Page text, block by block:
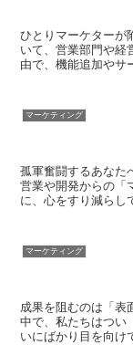
ひとりマーケターが
いて、営業部門や経
由で、機能追加やサ
マーケティング
孤軍奮闘するあなた
営業や開発からの「
に、心をすり減らし
マーケティング
成果を阻むのは「表
中で、私たちはつい
いにばかり目を向け